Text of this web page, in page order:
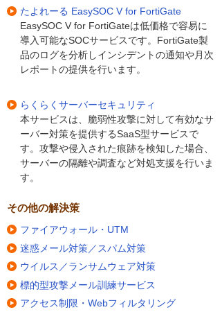
たよれーる EasySOC V for FortiGate
EasySOC V for FortiGateは低価格で容易に
導入可能なSOCサービスです。FortiGate製
品のログを分析しインシデントの通知や月次
レポートの提供を行います。
らくらくサーバーセキュリティ
本サービスは、脆弱性攻撃に対して有効なサ
ーバー対策を提供するSaaS型サービスで
す。攻撃や侵入された痕跡を検知した場合、
サーバーの隔離や調査など対処支援を行いま
す。
その他の解決策
ファイアウォール・UTM
迷惑メール対策／スパム対策
ウイルス／ランサムウェア対策
標的型攻撃メール訓練サービス
アクセス制限・Webフィルタリング